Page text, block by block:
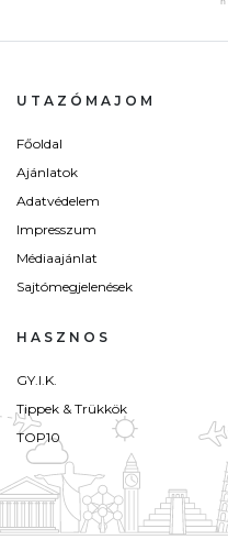
UTAZÓMAJOM
Főoldal
Ajánlatok
Adatvédelem
Impresszum
Médiaajánlat
Sajtómegjelenések
HASZNOS
GY.I.K.
Tippek & Trükkök
TOP10